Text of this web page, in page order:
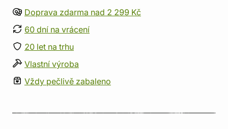
Doprava zdarma nad 2 299 Kč
60 dní na vrácení
20 let na trhu
Vlastní výroba
Vždy pečlivě zabaleno